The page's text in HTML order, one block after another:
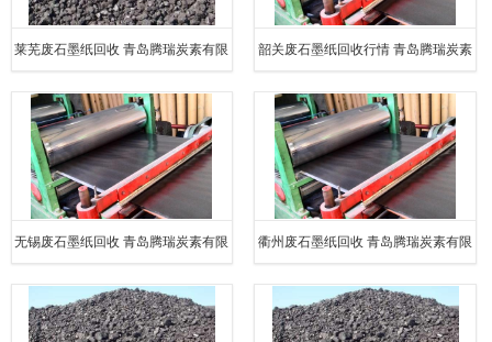
莱芜废石墨纸回收 青岛腾瑞炭素有限
公司
韶关废石墨纸回收行情 青岛腾瑞炭素
有限公司
无锡废石墨纸回收 青岛腾瑞炭素有限
公司
衢州废石墨纸回收 青岛腾瑞炭素有限
公司